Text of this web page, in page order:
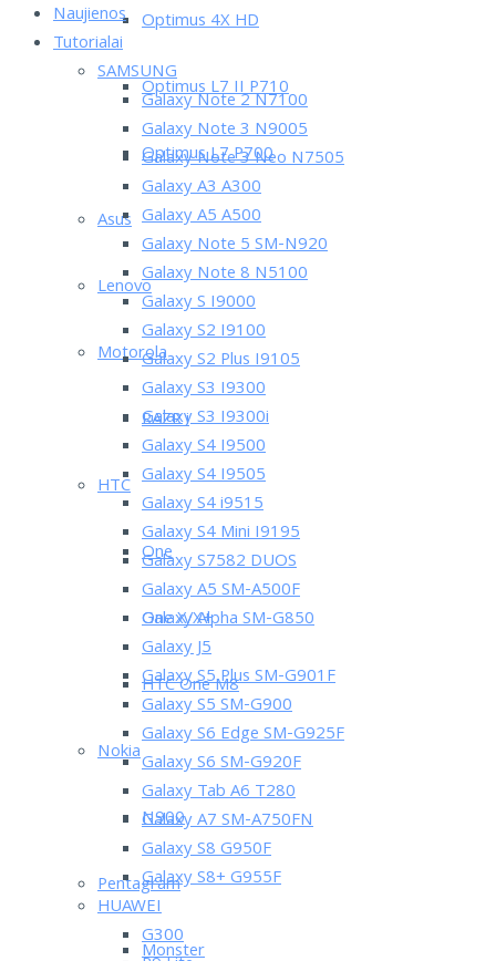
Optimus 4X HD
Optimus L7 II P710
Optimus L7 P700
Asus
Lenovo
Motorola
RAZR i
HTC
One
One X/X+
HTC One M8
Nokia
N900
Pentagram
Monster
Naujienos
Tutorialai
SAMSUNG
Galaxy Note 2 N7100
Galaxy Note 3 N9005
Galaxy Note 3 Neo N7505
Galaxy A3 A300
Galaxy A5 A500
Galaxy Note 5 SM-N920
Galaxy Note 8 N5100
Galaxy S I9000
Galaxy S2 I9100
Galaxy S2 Plus I9105
Galaxy S3 I9300
Galaxy S3 I9300i
Galaxy S4 I9500
Galaxy S4 I9505
Galaxy S4 i9515
Galaxy S4 Mini I9195
Galaxy S7582 DUOS
Galaxy A5 SM-A500F
Galaxy Alpha SM-G850
Galaxy J5
Galaxy S5 Plus SM-G901F
Galaxy S5 SM-G900
Galaxy S6 Edge SM-G925F
Galaxy S6 SM-G920F
Galaxy Tab A6 T280
Galaxy A7 SM-A750FN
Galaxy S8 G950F
Galaxy S8+ G955F
HUAWEI
G300